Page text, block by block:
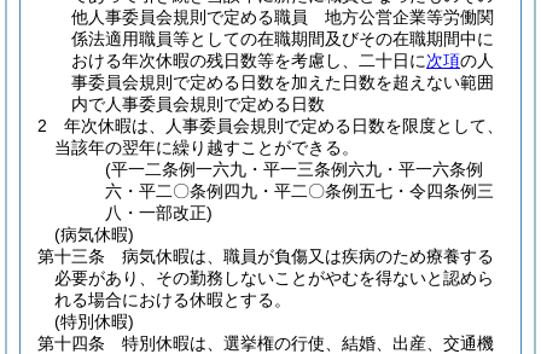
他人事委員会規則で定める職員 地方公営企業等労働関
係法適用職員等としての在職期間及びその在職期間中に
おける年次休暇の残日数等を考慮し、二十日に次項の人
事委員会規則で定める日数を加えた日数を超えない範囲
内で人事委員会規則で定める日数
2
年次休暇は、人事委員会規則で定める日数を限度として、
当該年の翌年に繰り越すことができる。
(平一二条例一六九・平一三条例六九・平一六条例
六・平二〇条例四九・平二〇条例五七・令四条例三
八・一部改正)
(病気休暇)
第十三条
病気休暇は、職員が負傷又は疾病のため療養する
必要があり、その勤務しないことがやむを得ないと認めら
れる場合における休暇とする。
(特別休暇)
第十四条
特別休暇は、選挙権の行使、結婚、出産、交通機